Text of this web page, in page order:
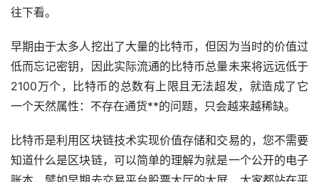
往下看。
早期由于太多人挖出了大量的比特币，但因为当时的价值过
低而忘记密钥，因此实际流通的比特币总量未来将远远低于
2100万个，比特币的总数有上限且无法超发，就造成了它
一个天然属性：不存在通货**的问题，只会越来越稀缺。
比特币是利用区块链技术实现价值存储和交易的，您不需要
知道什么是区块链，可以简单的理解为就是一个公开的电子